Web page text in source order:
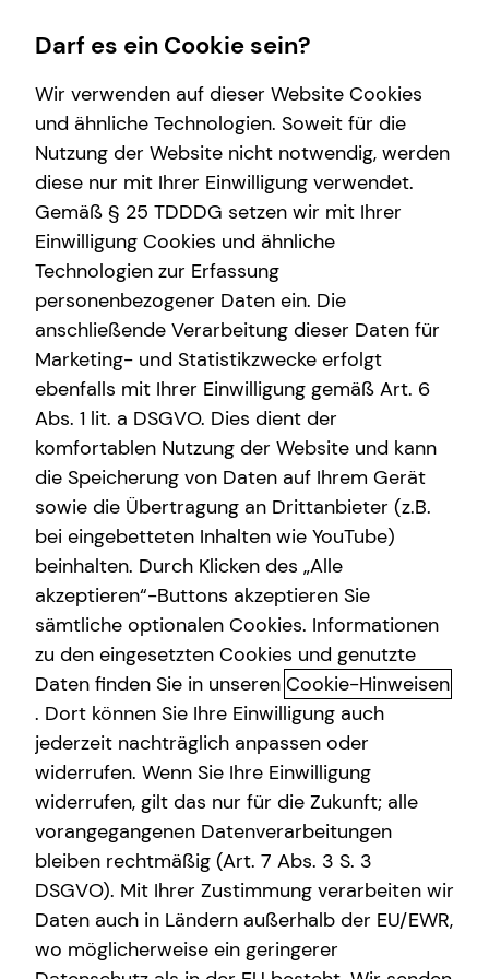
Wissenswertes
Über tecis
Podcast
teamzukunft
Interview
Über mich
Service
Kundenportal
Schadenabwicklung
Finanzberatung
Videoberatung
Spezialisten-Netzwerk
Private Krankenvorsorge
Immobilienfinanzierung
Betriebliche Altersvorsorge
Investment
Kapitalanlage Immobilien
Gewerbliche Versicherungen
Altersvorsorge
Arbeitskraftabsicherung
Kindervorsorge
Sach- und Vermögenssicherung
Expat
Karriere
Karrierechancen
Trainee
Praktikum
Ausbildung
Teamassistenz
Direkteinstieg
Karsten Kliem
Interview mit Karsten Kliem
Seit wann bist du schon bei tecis?
Ich bin seit 25 Jahren bei tecis – also seit mehr als
der Hälfte meines Lebens. Diese lange Zeit steht
für Vertrauen, Entwicklung und vor allem
Begeisterung für das, was ich tue. Ich habe
miterlebt, wie sich Menschen, Märkte und
Möglichkeiten verändert haben – und bin stolz
darauf, mitgewachsen zu sein. Diese Erfahrung
gebe ich heute mit Überzeugung weiter – an meine
Welchen Beruf hattest du, bevor du zu tecis
gekommen bist?
Nach dem Abitur bin ich zur Bundeswehr
gegangen, wo ich als Offizieranwärter diente und
ein Studium der Politikwissenschaften begann. In
dieser Zeit habe ich wichtige Erfahrungen im
Warum hast du dich für eine Tätigkeit bei tecis
entschieden?
Ich habe mich bewusst für eine Tätigkeit bei tecis
Was war dein schönstes oder emotionalstes
Darf es ein Cookie sein?
Wir verwenden auf dieser Website Cookies
und ähnliche Technologien. Soweit für die
Nutzung der Website nicht notwendig, werden
diese nur mit Ihrer Einwilligung verwendet.
Gemäß § 25 TDDDG setzen wir mit Ihrer
Einwilligung Cookies und ähnliche
Technologien zur Erfassung
personenbezogener Daten ein. Die
anschließende Verarbeitung dieser Daten für
Marketing- und Statistikzwecke erfolgt
ebenfalls mit Ihrer Einwilligung gemäß Art. 6
Abs. 1 lit. a DSGVO. Dies dient der
komfortablen Nutzung der Website und kann
die Speicherung von Daten auf Ihrem Gerät
sowie die Übertragung an Drittanbieter (z.B.
bei eingebetteten Inhalten wie YouTube)
beinhalten. Durch Klicken des „Alle
akzeptieren“-Buttons akzeptieren Sie
sämtliche optionalen Cookies. Informationen
zu den eingesetzten Cookies und genutzte
Daten finden Sie in unseren Cookie-Hinweisen
. Dort können Sie Ihre Einwilligung auch
jederzeit nachträglich anpassen oder
widerrufen. Wenn Sie Ihre Einwilligung
widerrufen, gilt das nur für die Zukunft; alle
vorangegangenen Datenverarbeitungen
bleiben rechtmäßig (Art. 7 Abs. 3 S. 3
DSGVO). Mit Ihrer Zustimmung verarbeiten wir
Daten auch in Ländern außerhalb der EU/EWR,
wo möglicherweise ein geringerer